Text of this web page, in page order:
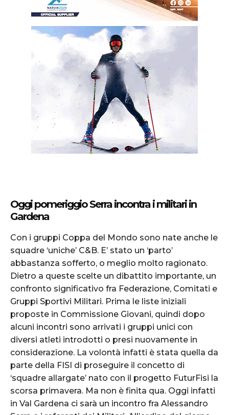
Oggi pomeriggio Serra incontra i militari in
Gardena
Con i gruppi Coppa del Mondo sono nate anche le
squadre ‘uniche’ C&B. E’ stato un ‘parto’
abbastanza sofferto, o meglio molto ragionato.
Dietro a queste scelte un dibattito importante, un
confronto significativo fra Federazione, Comitati e
Gruppi Sportivi Militari. Prima le liste iniziali
proposte in Commissione Giovani, quindi dopo
alcuni incontri sono arrivati i gruppi unici con
diversi atleti introdotti o presi nuovamente in
considerazione. La volontà infatti è stata quella da
parte della FISI di proseguire il concetto di
‘squadre allargate’ nato con il progetto FuturFisi la
scorsa primavera. Ma non è finita qua. Oggi infatti
in Val Gardena ci sarà un incontro fra Alessandro